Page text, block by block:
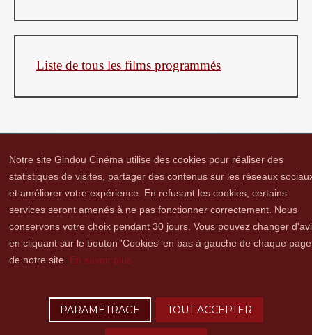
Liste de tous les films programmés
Gindou Cinéma Contacts Lettre d'infos Réseaux sociaux Partenaires
Vidéothèque Hommage à Guy Cavagnac Mentions Légales
Copyright © 2016 Gindou Cinéma | Gindou Cinéma -Le Bourg - 46250 Gindou |
Lyncee, Infographie: PAO, Multimédia & Web Design
Notre site Gindou Cinéma utilise des cookies pour réaliser des
statistiques de visites, partager des contenus sur les réseaux
et améliorer votre expérience. En refusant les cookies, certains
services seront amenés à ne pas fonctionner correctement. Nous
conservons votre choix pendant 30 jours. Vous pouvez changer
en cliquant sur le bouton 'Cookies' en bas à gauche de chaque page
de notre site. En savoir plus
PARAMETRAGE TOUT ACCEPTER